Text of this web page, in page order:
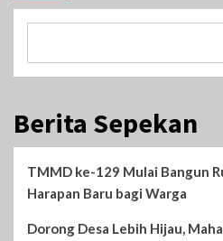
Berita Sepekan
TMMD ke-129 Mulai Bangun
Harapan Baru bagi Warga
Dorong Desa Lebih Hijau,